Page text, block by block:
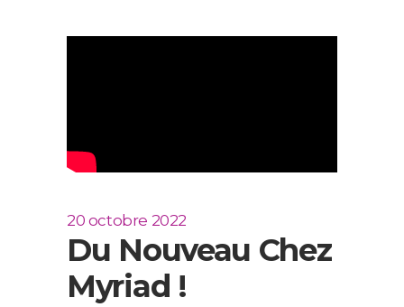
20 octobre 2022
Du Nouveau Chez
Myriad !